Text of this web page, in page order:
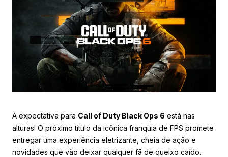
A expectativa para Call of Duty Black Ops 6 está nas
alturas! O próximo título da icônica franquia de FPS promete
entregar uma experiência eletrizante, cheia de ação e
novidades que vão deixar qualquer fã de queixo caído.